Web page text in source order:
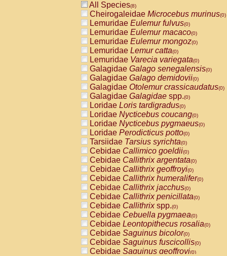
All Species(8)
Cheirogaleidae Microcebus murinus(0)
Lemuridae Eulemur fulvus(0)
Lemuridae Eulemur macaco(0)
Lemuridae Eulemur mongoz(0)
Lemuridae Lemur catta(0)
Lemuridae Varecia variegata(0)
Galagidae Galago senegalensis(0)
Galagidae Galago demidovii(0)
Galagidae Otolemur crassicaudatus(0)
Galagidae Galagidae spp.(0)
Loridae Loris tardigradus(0)
Loridae Nycticebus coucang(0)
Loridae Nycticebus pygmaeus(0)
Loridae Perodicticus potto(0)
Tarsiidae Tarsius syrichta(0)
Cebidae Callimico goeldii(0)
Cebidae Callithrix argentata(0)
Cebidae Callithrix geoffroyi(0)
Cebidae Callithrix humeralifer(0)
Cebidae Callithrix jacchus(0)
Cebidae Callithrix penicillata(0)
Cebidae Callithrixspp.(0)
Cebidae Cebuella pygmaea(0)
Cebidae Leontopithecus rosalia(0)
Cebidae Saguinus bicolor(0)
Cebidae Saguinus fuscicollis(0)
Cebidae Saguinus geoffroyi(0)